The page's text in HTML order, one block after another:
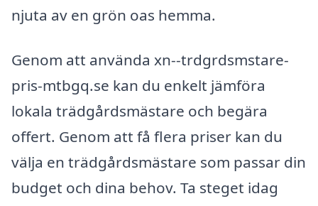
njuta av en grön oas hemma.
Genom att använda xn--trdgrdsmstare-
pris-mtbgq.se kan du enkelt jämföra
lokala trädgårdsmästare och begära
offert. Genom att få flera priser kan du
välja en trädgårdsmästare som passar din
budget och dina behov. Ta steget idag